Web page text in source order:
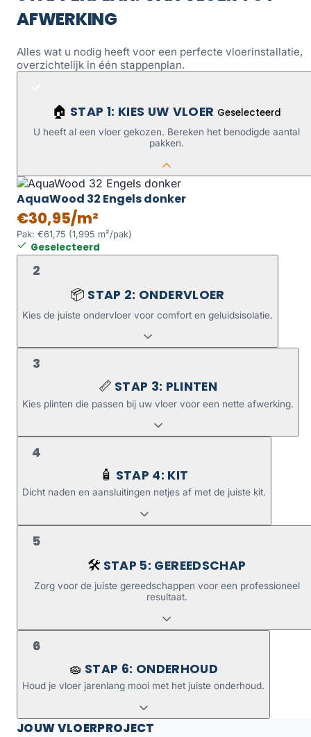
AFWERKING
Alles wat u nodig heeft voor een perfecte vloerinstallatie,
overzichtelijk in één stappenplan.
🏠 STAP 1: KIES UW VLOER Geselecteerd
U heeft al een vloer gekozen. Bereken het benodigde aantal
pakken.
AquaWood 32 Engels donker
€30,95/m²
Pak: €61,75 (1,995 m²/pak)
Geselecteerd
2
📦 STAP 2: ONDERVLOER
Kies de juiste ondervloer voor comfort en geluidsisolatie.
3
📏 STAP 3: PLINTEN
Kies plinten die passen bij uw vloer voor een nette afwerking.
4
🧴 STAP 4: KIT
Dicht naden en aansluitingen netjes af met de juiste kit.
5
🛠️ STAP 5: GEREEDSCHAP
Zorg voor de juiste gereedschappen voor een professioneel
resultaat.
6
🧽 STAP 6: ONDERHOUD
Houd je vloer jarenlang mooi met het juiste onderhoud.
JOUW VLOERPROJECT